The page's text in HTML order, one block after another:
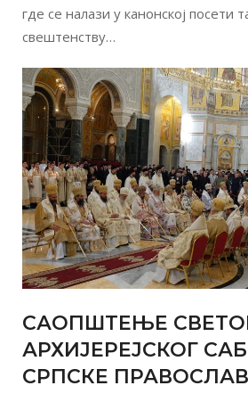
где се налази у канонској посети
свештенству…
САОПШТЕЊЕ
АРХИЈЕРЕЈСКОГ
СРПСКЕ